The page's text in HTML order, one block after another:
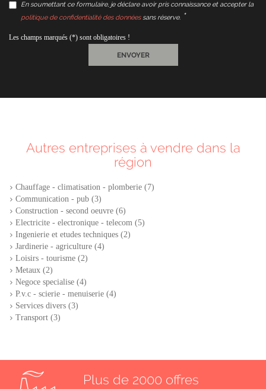
En soumettant ce formulaire, je déclare avoir pris connaissance et accepter la
politique de confidentialité des donnéessans réserve.
Les champs marqués (*) sont obligatoires !
ENVOYER
Autres entreprises à vendre dans la
région
Chauffage - climatisation - plomberie (7)
Communication - pub (3)
Construction - second oeuvre (6)
Electricite - electronique - telecom (5)
Ingenierie et etudes techniques (2)
Jardinerie - agriculture (4)
Loisirs - tourisme (2)
Metaux (2)
Negoce specialise (4)
P.v.c - scierie - menuiserie (4)
Services divers (3)
Transport (3)
Plus de 2000 offres